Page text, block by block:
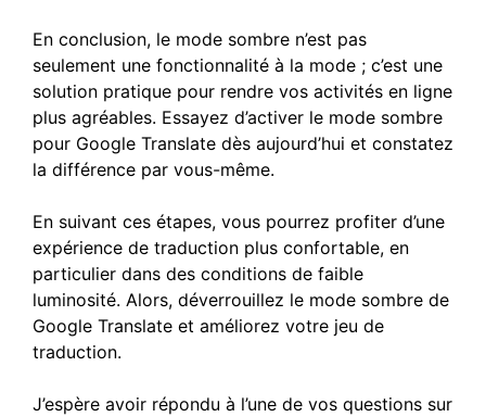
En conclusion, le mode sombre n’est pas
seulement une fonctionnalité à la mode ; c’est une
solution pratique pour rendre vos activités en ligne
plus agréables. Essayez d’activer le mode sombre
pour Google Translate dès aujourd’hui et constatez
la différence par vous-même.
En suivant ces étapes, vous pourrez profiter d’une
expérience de traduction plus confortable, en
particulier dans des conditions de faible
luminosité. Alors, déverrouillez le mode sombre de
Google Translate et améliorez votre jeu de
traduction.
J’espère avoir répondu à l’une de vos questions sur